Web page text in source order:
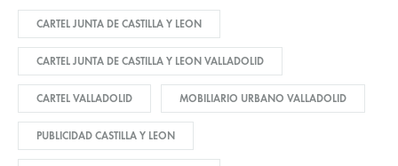
CARTEL JUNTA DE CASTILLA Y LEON
CARTEL JUNTA DE CASTILLA Y LEON VALLADOLID
CARTEL VALLADOLID MOBILIARIO URBANO VALLADOLID
PUBLICIDAD CASTILLA Y LEON